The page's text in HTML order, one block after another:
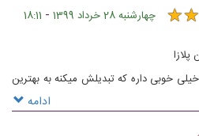
★★
★★ چهارشنبه 28 خرداد 1399 -
18:11
خوبی داره که تبدیلش میکنه به بهترین
برگزاری تولد های کوچک هم میتونید
ادامه